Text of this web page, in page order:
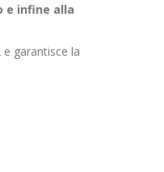
e infine alla
garantisce la